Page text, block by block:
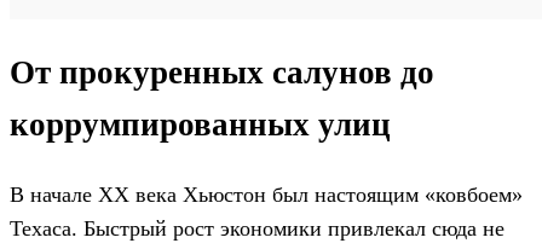
От прокуренных салунов до
коррумпированных улиц
В начале XX века Хьюстон был настоящим «ковбоем»
Техаса. Быстрый рост экономики привлекал сюда не